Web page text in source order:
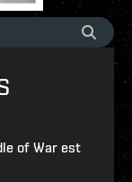
of War est